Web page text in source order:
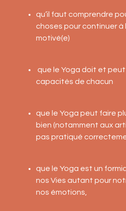
qu’il faut comprendre
choses pour continuer
motivé(e)
que le Yoga doit et peut
capacités de chacun
que le Yoga peut faire
bien (notamment aux
pas pratiqué
que le Yoga est un
nos Vies autant pour
nos émotions,